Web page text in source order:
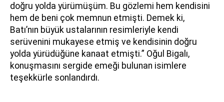
doğru yolda yürümüşüm. Bu gözlemi hem kendisini
hem de beni çok memnun etmişti. Demek ki,
Batı’nın büyük ustalarının resimleriyle kendi
serüvenini mukayese etmiş ve kendisinin doğru
yolda yürüdüğüne kanaat etmişti.” Oğul Bigalı,
konuşmasını sergide emeği bulunan isimlere
teşekkürle sonlandırdı.